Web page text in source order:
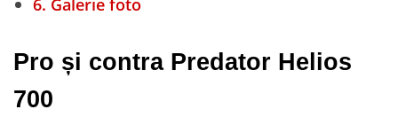
Pro și contra Predator Helios
700